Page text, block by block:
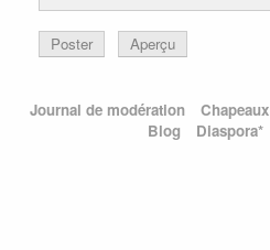
Poster Aperçu
Journal de modération Chapeaux
Blog
Diaspora*